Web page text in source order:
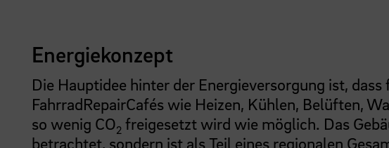
Energiekonzept
Die Hauptidee hinter der Energieversorgung ist,
FahrradRepairCafés wie Heizen, Kühlen, Belüften,
so wenig CO2 freigesetzt wird wie möglich. Das
betrachtet, sondern ist als Teil eines regionalen